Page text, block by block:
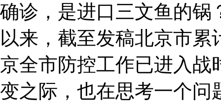
确诊，是进口三文鱼的锅
以来，截至发稿北京市
京全市防控工作已进入战
变之际，也在思考一个